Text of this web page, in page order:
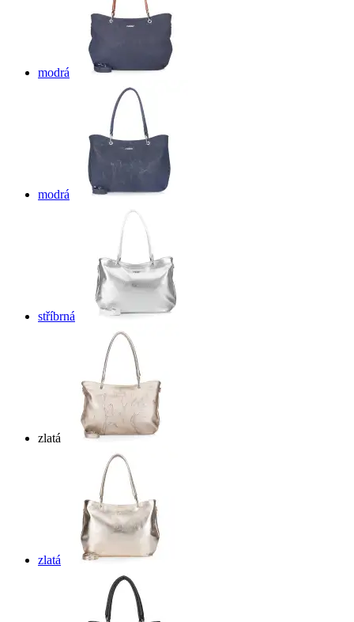
modrá
modrá
stříbrná
zlatá
zlatá